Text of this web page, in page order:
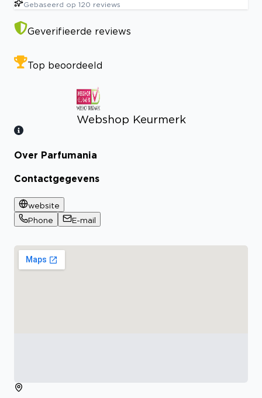
Gebaseerd op 120 reviews
Geverifieerde reviews
Top beoordeeld
Webshop Keurmerk
Bekijk certificaat
Over Parfumania
Contactgegevens
website
Phone
E-mail